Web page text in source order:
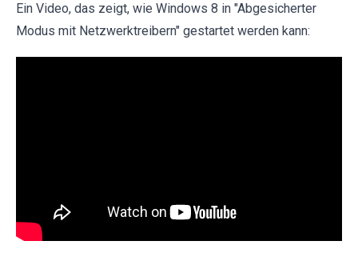
Ein Video, das zeigt, wie Windows 8 in "Abgesicherter
Modus mit Netzwerktreibern" gestartet werden kann: